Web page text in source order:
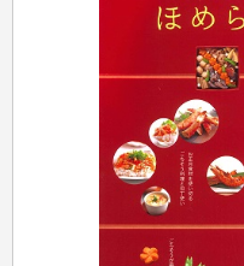
ケアマネジャー
介護・社会福祉士
保育士
司法書士・社労士
行政書士・宅建
衛生管理・運行管理
建築・土木
電気・危険物
簿記・経理・税金・保険
ビジネス読み物
地理・地図
その他文庫
プラチナダイアリー